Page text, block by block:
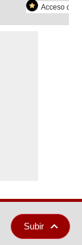
Acceso con
Subir